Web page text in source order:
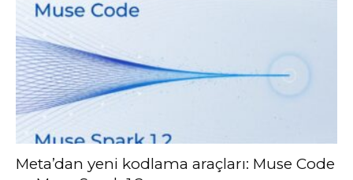
Meta’dan yeni kodlama araçları: Muse Code